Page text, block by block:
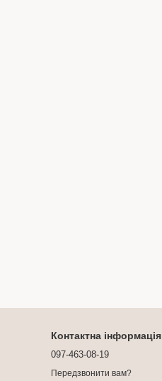
Контактна інформація
097-463-08-19
Передзвонити вам?